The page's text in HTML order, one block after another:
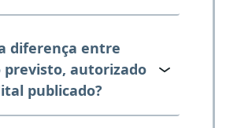
diferença entre
previsto, autorizado
publicado?